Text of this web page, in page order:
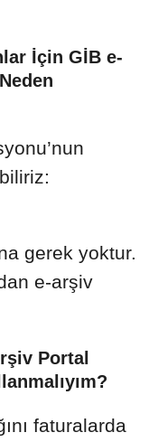
İçin GİB e-
gerek yoktur.
e-arşiv
Portal
faturalarda